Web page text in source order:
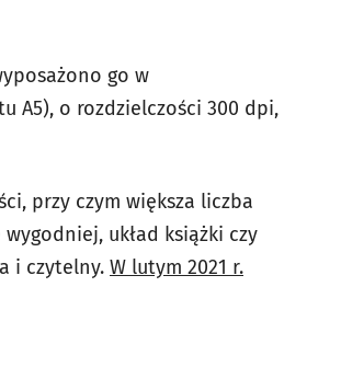
go w
A5), o rozdzielczości 300 dpi,
przy czym większa liczba
układ książki czy
i czytelny. W lutym 2021 r.